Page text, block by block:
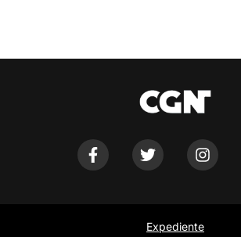
Expediente